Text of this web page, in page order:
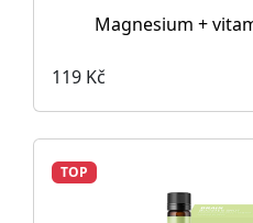
Magnesium +
119 Kč
TOP